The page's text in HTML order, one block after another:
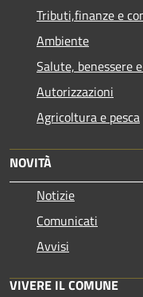
Tributi,finanze e
Ambiente
Salute, benessere
Autorizzazioni
Agricoltura e pesca
NOVITÀ
Notizie
Comunicati
Avvisi
VIVERE IL COMUNE